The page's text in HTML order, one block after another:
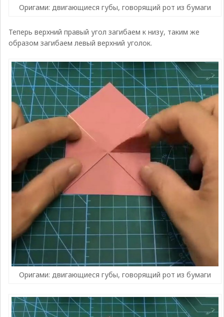
Оригами: двигающиеся губы, говорящий рот из бумаги
Теперь верхний правый угол загибаем к низу, таким же
образом загибаем левый верхний уголок.
Оригами: двигающиеся губы, говорящий рот из бумаги